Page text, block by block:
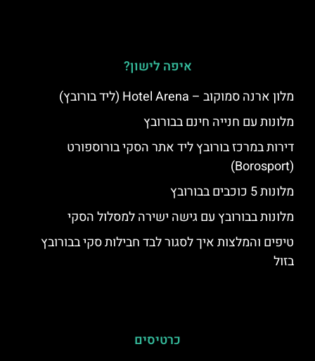
איפה לישון?
מלון ארנה סמוקוב – Hotel Arena (ליד בורובץ)
מלונות עם חנייה חינם בבורובץ
דירות במרכז בורובץ ליד אתר הסקי בורוספורט
(Borosport)
מלונות 5 כוכבים בבורובץ
מלונות בבורובץ עם גישה ישירה למסלול הסקי
טיפים והמלצות איך לסגור לבד חבילות סקי בבורובץ
בזול
כרטיסים